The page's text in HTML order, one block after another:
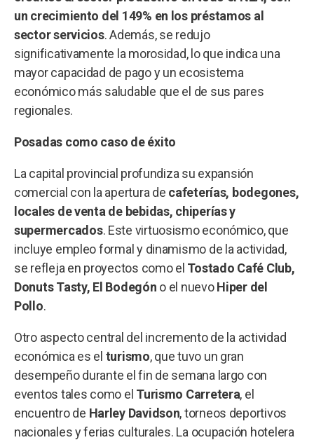
un crecimiento del 149% en los préstamos al
sector servicios. Además, se redujo
significativamente la morosidad, lo que indica una
mayor capacidad de pago y un ecosistema
económico más saludable que el de sus pares
regionales.
Posadas como caso de éxito
La capital provincial profundiza su expansión
comercial con la apertura de cafeterías, bodegones,
locales de venta de bebidas, chiperías y
supermercados. Este virtuosismo económico, que
incluye empleo formal y dinamismo de la actividad,
se refleja en proyectos como el Tostado Café Club,
Donuts Tasty, El Bodegón o el nuevoHiper del
Pollo.
Otro aspecto central del incremento de la actividad
económica es el turismo, que tuvo un gran
desempeño durante el fin de semana largo con
eventos tales como el Turismo Carretera, el
encuentro de Harley Davidson, torneos deportivos
nacionales y ferias culturales. La ocupación hotelera